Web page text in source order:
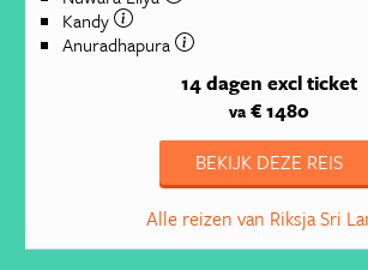
Kandy
Anuradhapura
14 dagen excl ticket
va€ 1480
BEKIJK DEZE REIS
Alle reizen van Riksja Sri